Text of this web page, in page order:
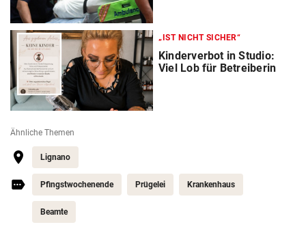
„IST NICHT SICHER“
Kinderverbot in Studio:
Viel Lob für Betreiberin
Ähnliche Themen
Lignano
Pfingstwochenende Prügelei Krankenhaus
Beamte